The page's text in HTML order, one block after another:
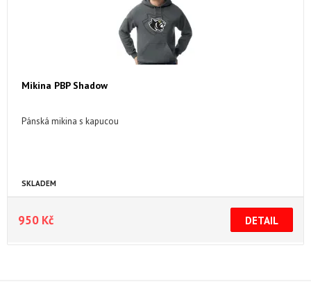
Mikina PBP Shadow
Pánská mikina s kapucou
SKLADEM
950 Kč